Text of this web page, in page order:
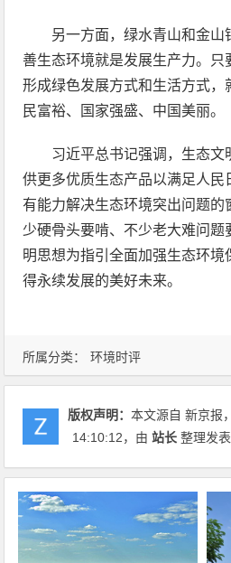
所属分类： 环境时评
另一方面，绿水青山和金
善生态环境就是发展生产力。
形成绿色发展方式和生活方式
民富裕、国家强盛、中国美丽。
习近平总书记强调，生态
供更多优质生态产品以满足人
有能力解决生态环境突出问题
少硬骨头要啃、不少老大难问
明思想为指引全面加强生态环
得永续发展的美好未来。
版权声明：本文源自 新京报
14:10:12，由站长 整理发